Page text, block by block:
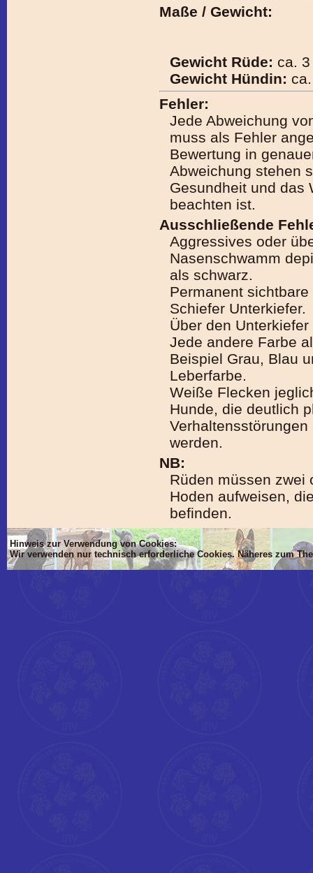
Maße / Gewicht:
Gewicht Rüde: ca.
Gewicht Hündin:
Fehler:
Jede Abweichung
muss als Fehler
Bewertung in
Abweichung stehen
Gesundheit und das
beachten ist.
Ausschließende
Aggressives oder
Nasenschwamm
als schwarz.
Permanent
Schiefer Unterkiefer.
Über den
Jede andere Farbe
Beispiel Grau, Blau
Leberfarbe.
Weiße Flecken
Hunde, die deutlich
werden.
NB:
Rüden müssen zwei
Hoden aufweisen,
befinden.
Hinweis zur Verwendung von Cookies:
Wir verwenden nur technisch erforderliche Cookies. Näheres zum
'Dim mlTIT, mlBOD, mlVON, mlsTIT, mlAN, mlsBOD